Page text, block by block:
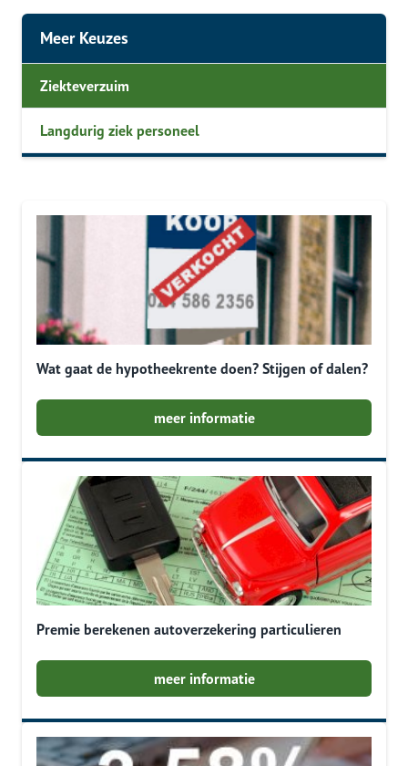
Meer Keuzes
Ziekteverzuim
Langdurig ziek personeel
Wat gaat de hypotheekrente doen? Stijgen of dalen?
meer informatie
Premie berekenen autoverzekering particulieren
meer informatie